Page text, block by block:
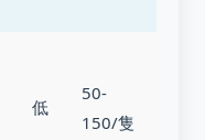
低
50-
150/隻